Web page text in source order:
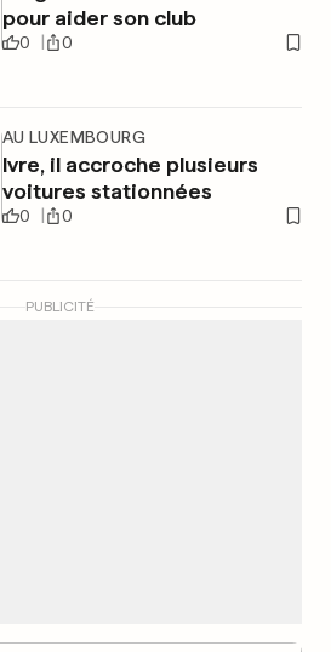
pour aider son club
0 0
AU LUXEMBOURG
Ivre, il accroche plusieurs
voitures stationnées
0 0
PUBLICITÉ